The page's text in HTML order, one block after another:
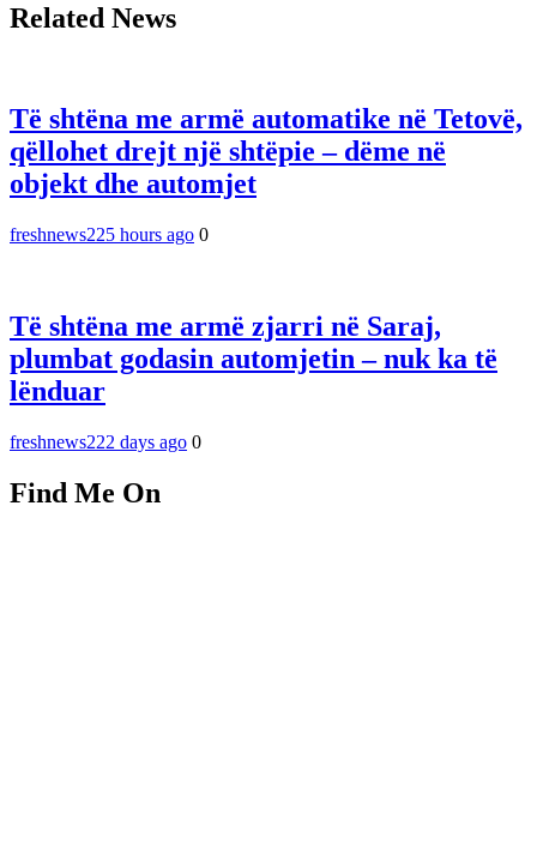
Related News
Të shtëna me armë automatike në Tetovë,
qëllohet drejt një shtëpie – dëme në
objekt dhe automjet
freshnews225 hours ago 0
Të shtëna me armë zjarri në Saraj,
plumbat godasin automjetin – nuk ka të
lënduar
freshnews222 days ago 0
Find Me On